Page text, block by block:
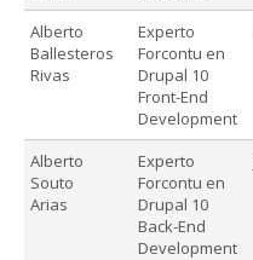
Alberto
Ballesteros
Rivas
Experto
Forcontu en
Drupal 10
Front-End
Development
Alberto
Souto
Arias
Experto
Forcontu en
Drupal 10
Back-End
Development